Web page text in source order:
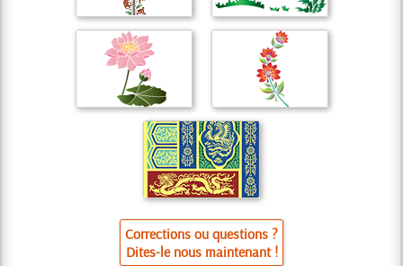
Corrections ou questions ?
Dites-le nous maintenant !